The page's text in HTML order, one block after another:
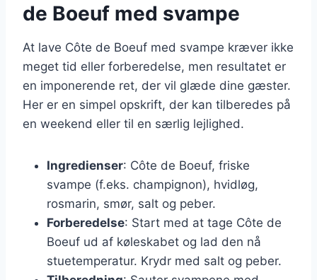
de Boeuf med svampe
At lave Côte de Boeuf med svampe kræver ikke
meget tid eller forberedelse, men resultatet er
en imponerende ret, der vil glæde dine gæster.
Her er en simpel opskrift, der kan tilberedes på
en weekend eller til en særlig lejlighed.
Ingredienser: Côte de Boeuf, friske
svampe (f.eks. champignon), hvidløg,
rosmarin, smør, salt og peber.
Forberedelse: Start med at tage Côte de
Boeuf ud af køleskabet og lad den nå
stuetemperatur. Krydr med salt og peber.